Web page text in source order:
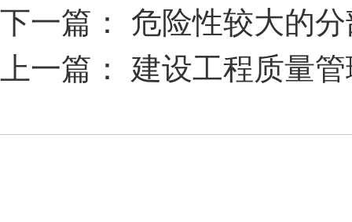
下一篇： 危险性较大的
上一篇： 建设工程质量